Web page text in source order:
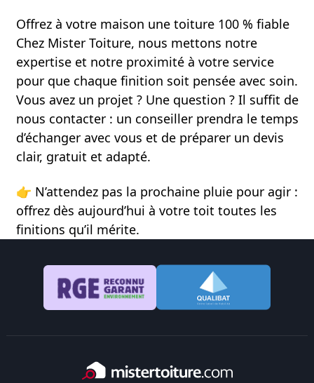
Offrez à votre maison une toiture 100 % fiable
Chez Mister Toiture, nous mettons notre
expertise et notre proximité à votre service
pour que chaque finition soit pensée avec soin.
Vous avez un projet ? Une question ? Il suffit de
nous contacter : un conseiller prendra le temps
d’échanger avec vous et de préparer un devis
clair, gratuit et adapté.
👉 N’attendez pas la prochaine pluie pour agir :
offrez dès aujourd’hui à votre toit toutes les
finitions qu’il mérite.